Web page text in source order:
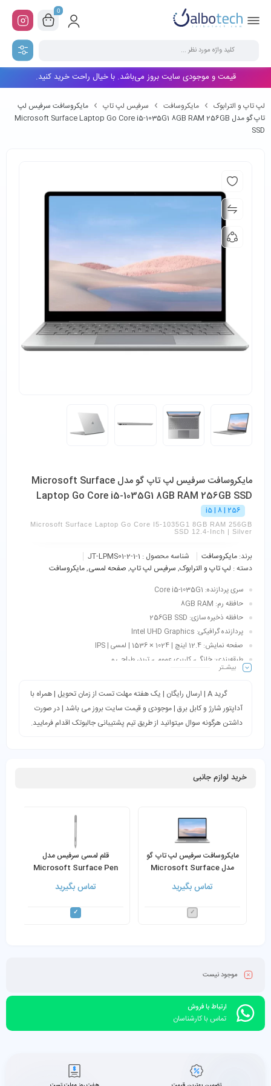
0
قیمت و موجودی سایت بروز می‌باشد. با خیال راحت خرید کنید.
لپ تاپ و الترابوک مایکروسافت سرفیس لپ تاپ
مایکروسافت سرفیس لپ
تاپ گو مدل Microsoft Surface Laptop Go Core i5-1035G1 8GB RAM 256GB
SSD
مایکروسافت سرفیس لپ تاپ گو مدل Microsoft Surface
Laptop Go Core i5-1035G1 8GB RAM 256GB SSD
i5 | 8 | 256
Microsoft Surface Laptop Go Core I5-1035G1 8GB RAM 256GB
SSD 12.4-Inch | Silver
برند: مایکروسافت شناسه محصول : JT-LPMS01-2-1-1
دسته : لپ تاپ و الترابوک, سرفیس لپ تاپ, صفحه لمسی,مایکروسافت
سری پردازنده: Core i5-1035G1
حافظه رم: 8GB RAM
حافظه ذخیره سازی: 256GB SSD
پردازنده گرافیکی: Intel UHD Graphics
صفحه نمایش: 12.4 اینچ | 1024 × 1536 | لمسی | IPS
طبقه‌بندی: خانگی، کاربری عمومی، ترید، طراحی و…
اقلام همراه: شارژر + کابل برق
بیشـتر
گرید A | ارسال رایگان | یک هفته مهلت تست از زمان تحویل | همراه با
آداپتور شارژ و کابل برق | موجودی و قیمت سایت بروز می باشد | در صورت
داشتن هرگونه سوال میتوانید از طریق تیم پشتیبانی جالبوتک اقدام فرمایید.
خرید لوازم جانبی
مایکروسافت سرفیس لپ تاپ گو
مدل Microsoft Surface
Laptop Go Core i5-1035G1
8GB RAM 256GB SSD
تماس بگیرید
قلم لمسی سرفیس مدل
Microsoft Surface Pen
1776
تماس بگیرید
موجود نیست
ارتباط با فروش
تماس با کارشناسان